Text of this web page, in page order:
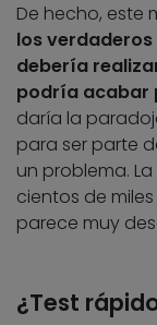
De hecho, este
los
debería
podría acabar
daría la
para ser parte
un problema.
cientos de
parece muy
¿Test